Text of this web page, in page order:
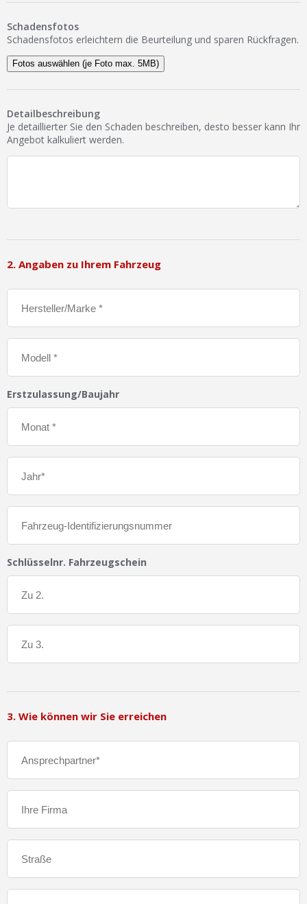
Schadensfotos
Schadensfotos erleichtern die Beurteilung und sparen Rückfragen.
Fotos auswählen (je Foto max. 5MB)
Detailbeschreibung
Je detaillierter Sie den Schaden beschreiben, desto besser kann Ihr
Angebot kalkuliert werden.
2. Angaben zu Ihrem Fahrzeug
Erstzulassung/Baujahr
Schlüsselnr. Fahrzeugschein
3. Wie können wir Sie erreichen